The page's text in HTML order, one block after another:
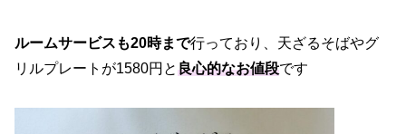
ルームサービスも20時まで行っており、天ざるそばやグ
リルプレートが1580円と良心的なお値段です